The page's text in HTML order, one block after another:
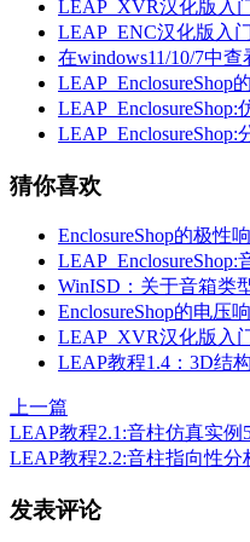
LEAP_XVR汉化版入
LEAP_ENC汉化版入
在windows11/10/7中
LEAP_EnclosureShop
LEAP_EnclosureShop:
猜你喜欢
EnclosureShop的极性
LEAP_EnclosureShop:
WinISD：关于音箱类
EnclosureShop的电压
LEAP_XVR汉化版入
LEAP教程1.4：3D结
上一篇
LEAP教程2.1:音柱仿真实例
LEAP教程2.2:音柱指向性分
发表评论